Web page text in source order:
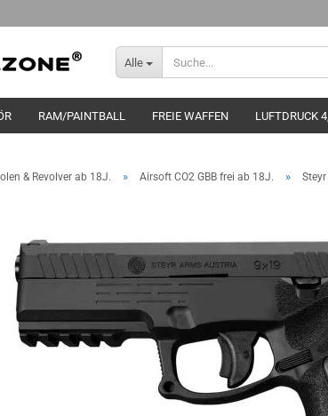
Alle
RAM/PAINTBALL FREIE WAFFEN LUFTDRUCK
& Revolver ab 18J. » Airsoft CO2 GBB frei ab 18J. »